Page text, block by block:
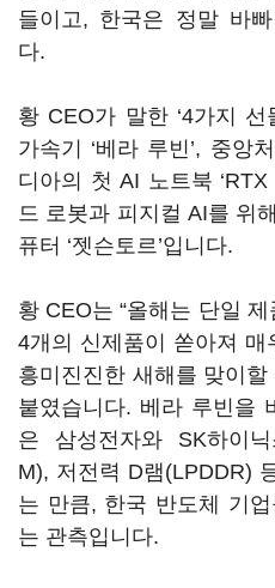
들이고, 한국은 정말 바빠
다.
황 CEO가 말한 ‘4가지 선
가속기 ‘베라 루빈’, 중앙
디아의 첫 AI 노트북 ‘RTX
드 로봇과 피지컬 AI를 위
퓨터 ‘젯슨토르’입니다.
황 CEO는 “올해는 단일
4개의 신제품이 쏟아져 매
흥미진진한 새해를 맞이
붙였습니다. 베라 루빈을
은 삼성전자와 SK하이
M), 저전력 D램(LPDDR)
는 만큼, 한국 반도체 기
는 관측입니다.